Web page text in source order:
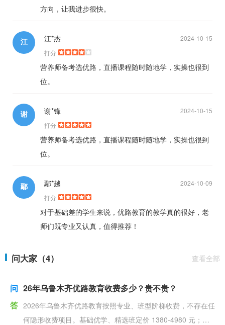
方向，让我进步很快。
江 2024-10-15
江*杰
打分
营养师备考选优路，直播课程随时随地学，实操也很到
位。
谢 2024-10-15
谢*锋
打分
营养师备考选优路，直播课程随时随地学，实操也很到
位。
鄢 2024-10-09
鄢*越
打分
对于基础差的学生来说，优路教育的教学真的很好，老
师们既专业又认真，值得推荐！
问大家（4） 查看全部
问 26年乌鲁木齐优路教育收费多少？贵不贵？
答 2026年乌鲁木齐优路教育按照专业、班型阶梯收费，不存在任
何隐形收费项目。基础优学、精选班定价 1380-4980 元；线